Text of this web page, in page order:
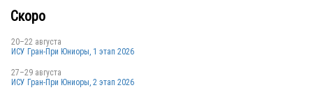
Скоро
20–22 августа
ИСУ Гран-При Юниоры, 1 этап 2026
27–29 августа
ИСУ Гран-При Юниоры, 2 этап 2026